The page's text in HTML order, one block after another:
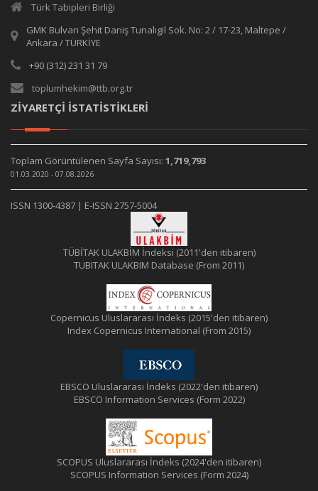
Türk Tabipleri Birliği
GMK Bulvarı Şehit Daniş Tunalıgil Sok. No: 2 / 17-23, Maltepe /
Ankara / TÜRKİYE
+90 (312) 231 31 79
toplumhekim@ttb.org.tr
ZİYARETÇİ İSTATİSTİKLERİ
Toplam Görüntülenen Sayfa Sayısı: 1,719,793
01.03.2020 - 07.08.2026
ISSN 1300-4387 | E-ISSN 2757-5004
TÜBİTAK ULAKBİM İndeksi (2011'den itibaren)
TUBITAK ULAKBIM Database (From 2011)
Copernicus Uluslararası İndeks (2015'den itibaren)
Index Copernicus International (From 2015)
EBSCO Uluslararası İndeks (2022'den itibaren)
EBSCO Information Services (Form 2022)
SCOPUS Uluslararası İndeks (2024'den itibaren)
SCOPUS Information Services (Form 2024)